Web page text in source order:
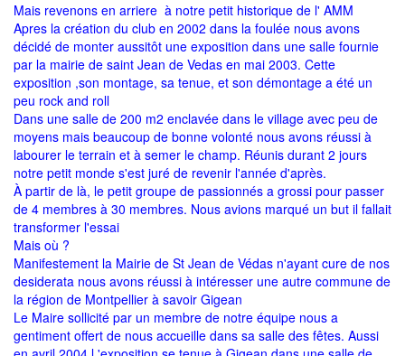
Mais revenons en arriere à notre petit historique de l' AMM
Apres la création du club en 2002 dans la foulée nous avons
décidé de monter aussitôt une exposition dans une salle fournie
par la mairie de saint Jean de Vedas en mai 2003. Cette
exposition ,son montage, sa tenue, et son démontage a été un
peu rock and roll
Dans une salle de 200 m2 enclavée dans le village avec peu de
moyens mais beaucoup de bonne volonté nous avons réussi à
labourer le terrain et à semer le champ. Réunis durant 2 jours
notre petit monde s'est juré de revenir l'année d'après.
À partir de là, le petit groupe de passionnés a grossi pour passer
de 4 membres à 30 membres. Nous avions marqué un but il fallait
transformer l'essai
Mais où ?
Manifestement la Mairie de St Jean de Védas n'ayant cure de nos
desiderata nous avons réussi à intéresser une autre commune de
la région de Montpellier à savoir Gigean
Le Maire sollicité par un membre de notre équipe nous a
gentiment offert de nous accueille dans sa salle des fêtes. Aussi